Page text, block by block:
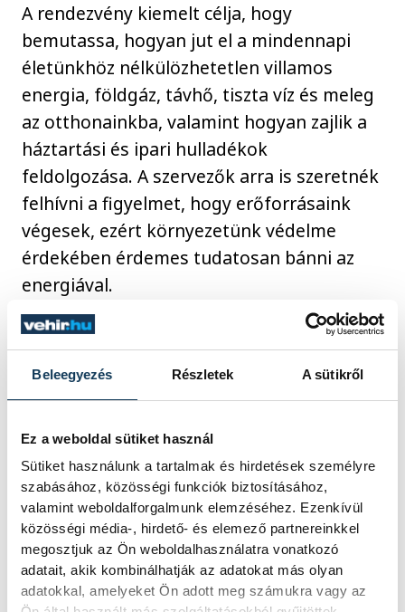
Beleegyezés Részletek A sütikről
Ez a weboldal sütiket használ
Sütiket használunk a tartalmak és hirdetések személyre
szabásához, közösségi funkciók biztosításához,
valamint weboldalforgalmunk elemzéséhez. Ezenkívül
közösségi média-, hirdető- és elemező partnereinkkel
megosztjuk az Ön weboldalhasználatra vonatkozó
adatait, akik kombinálhatják az adatokat más olyan
adatokkal, amelyeket Ön adott meg számukra vagy az
A rendezvény kiemelt célja, hogy
bemutassa, hogyan jut el a mindennapi
életünkhöz nélkülözhetetlen villamos
energia, földgáz, távhő, tiszta víz és meleg
az otthonainkba, valamint hogyan zajlik a
háztartási és ipari hulladékok
feldolgozása. A szervezők arra is szeretnék
felhívni a figyelmet, hogy erőforrásaink
végesek, ezért környezetünk védelme
érdekében érdemes tudatosan bánni az
energiával.
Az esemény a pályaválasztás előtt álló
fiataloknak is tartogat lehetőségeket, akik
az egyes helyszíneken első kézből
szerezhetnek tapasztatokat az energetikai
szektor működéséről, a felmerülő
kihívásokról és megoldásokról.
programajánló Erőművek Éjszakája